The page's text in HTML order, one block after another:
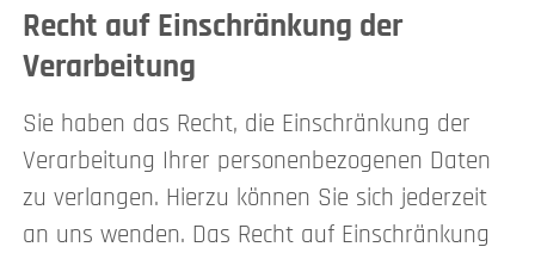
Recht auf Einschränkung der
Verarbeitung
Sie haben das Recht, die Einschränkung der
Verarbeitung Ihrer personenbezogenen Daten
zu verlangen. Hierzu können Sie sich jederzeit
an uns wenden. Das Recht auf Einschränkung